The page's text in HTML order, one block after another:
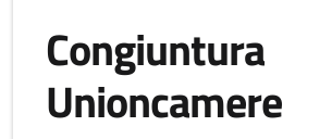
Congiuntura
Unioncamere